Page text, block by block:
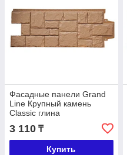
Фасадные панели Grand
Line Крупный камень
Classic глина
3 110 ₸
Купить